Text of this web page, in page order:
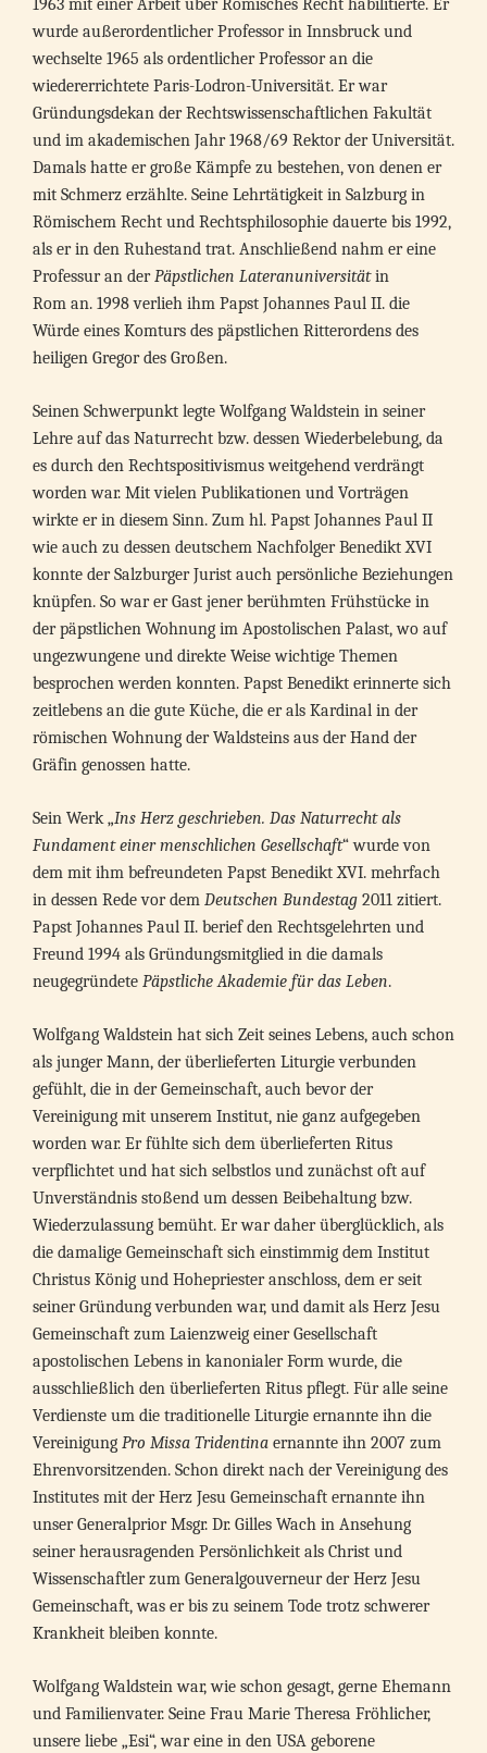
1963 mit einer Arbeit über Römisches Recht habilitierte. Er
wurde außerordentlicher Professor in Innsbruck und
wechselte 1965 als ordentlicher Professor an die
wiedererrichtete Paris-Lodron-Universität. Er war
Gründungsdekan der Rechtswissenschaftlichen Fakultät
und im akademischen Jahr 1968/69 Rektor der Universität.
Damals hatte er große Kämpfe zu bestehen, von denen er
mit Schmerz erzählte. Seine Lehrtätigkeit in Salzburg in
Römischem Recht und Rechtsphilosophie dauerte bis 1992,
als er in den Ruhestand trat. Anschließend nahm er eine
Professur an derPäpstlichen Lateranuniversitätin
Rom an. 1998 verlieh ihm Papst Johannes Paul II. die
Würde eines Komturs des päpstlichen Ritterordens des
heiligen Gregor des Großen.
Seinen Schwerpunkt legte Wolfgang Waldstein in seiner
Lehre auf das Naturrecht bzw. dessen Wiederbelebung, da
es durch den Rechtspositivismus weitgehend verdrängt
worden war. Mit vielen Publikationen und Vorträgen
wirkte er in diesem Sinn. Zum hl. Papst Johannes Paul II
wie auch zu dessen deutschem Nachfolger Benedikt XVI
konnte der Salzburger Jurist auch persönliche Beziehungen
knüpfen. So war er Gast jener berühmten Frühstücke in
der päpstlichen Wohnung im Apostolischen Palast, wo auf
ungezwungene und direkte Weise wichtige Themen
besprochen werden konnten. Papst Benedikt erinnerte sich
zeitlebens an die gute Küche, die er als Kardinal in der
römischen Wohnung der Waldsteins aus der Hand der
Gräfin genossen hatte.
Sein Werk „Ins Herz geschrieben. Das Naturrecht als
Fundament einer menschlichen Gesellschaft“ wurde von
dem mit ihm befreundeten Papst Benedikt XVI. mehrfach
in dessen Rede vor dem Deutschen Bundestag 2011 zitiert.
Papst Johannes Paul II. berief den Rechtsgelehrten und
Freund 1994 als Gründungsmitglied in die damals
neugegründete Päpstliche Akademie für das Leben.
Wolfgang Waldstein hat sich Zeit seines Lebens, auch schon
als junger Mann, der überlieferten Liturgie verbunden
gefühlt, die in der Gemeinschaft, auch bevor der
Vereinigung mit unserem Institut, nie ganz aufgegeben
worden war. Er fühlte sich dem überlieferten Ritus
verpflichtet und hat sich selbstlos und zunächst oft auf
Unverständnis stoßend um dessen Beibehaltung bzw.
Wiederzulassung bemüht. Er war daher überglücklich, als
die damalige Gemeinschaft sich einstimmig dem Institut
Christus König und Hohepriester anschloss, dem er seit
seiner Gründung verbunden war, und damit als Herz Jesu
Gemeinschaft zum Laienzweig einer Gesellschaft
apostolischen Lebens in kanonialer Form wurde, die
ausschließlich den überlieferten Ritus pflegt. Für alle seine
Verdienste um die traditionelle Liturgie ernannte ihn die
Vereinigung Pro Missa Tridentina ernannte ihn 2007 zum
Ehrenvorsitzenden. Schon direkt nach der Vereinigung des
Institutes mit der Herz Jesu Gemeinschaft ernannte ihn
unser Generalprior Msgr. Dr. Gilles Wach in Ansehung
seiner herausragenden Persönlichkeit als Christ und
Wissenschaftler zum Generalgouverneur der Herz Jesu
Gemeinschaft, was er bis zu seinem Tode trotz schwerer
Krankheit bleiben konnte.
Wolfgang Waldstein war, wie schon gesagt, gerne Ehemann
und Familienvater. Seine Frau Marie Theresa Fröhlicher,
unsere liebe „Esi“, war eine in den USA geborene